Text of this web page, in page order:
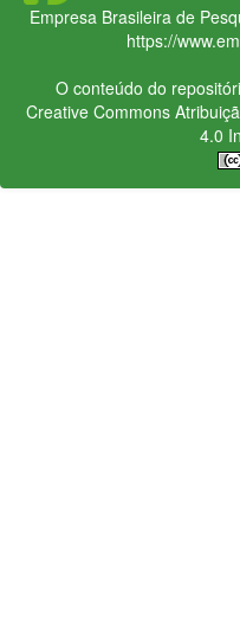
Empresa Brasileira de
https://
O conteúdo do
Creative Commons
4.0